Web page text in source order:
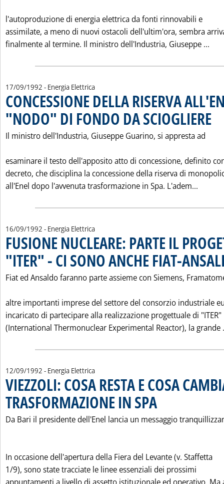
l'autoproduzione di energia elettrica da fonti rinnovabili e
assimilate, a meno di nuovi ostacoli dell'ultim'ora, sembra
finalmente al termine. Il ministro dell'Industria, Giuseppe ...
17/09/1992 - Energia Elettrica
CONCESSIONE DELLA RISERVA
"NODO" DI FONDO DA SCIOGLIERE
Il ministro dell'Industria, Giuseppe Guarino, si appresta ad
esaminare il testo dell'apposito atto di concessione, definito
decreto, che disciplina la concessione della riserva di
all'Enel dopo l'avvenuta trasformazione in Spa. L'adem...
16/09/1992 - Energia Elettrica
FUSIONE NUCLEARE: PARTE IL
"ITER" - CI SONO ANCHE FIAT-
Fiat ed Ansaldo faranno parte assieme con Siemens,
altre importanti imprese del settore del consorzio industriale
incaricato di partecipare alla realizzazione progettuale di "ITER"
(International Thermonuclear Experimental Reactor), la grande
12/09/1992 - Energia Elettrica
VIEZZOLI: COSA RESTA E COSA
TRASFORMAZIONE IN SPA
Da Bari il presidente dell'Enel lancia un messaggio
In occasione dell'apertura della Fiera del Levante (v. Staffetta
1/9), sono state tracciate le linee essenziali dei prossimi